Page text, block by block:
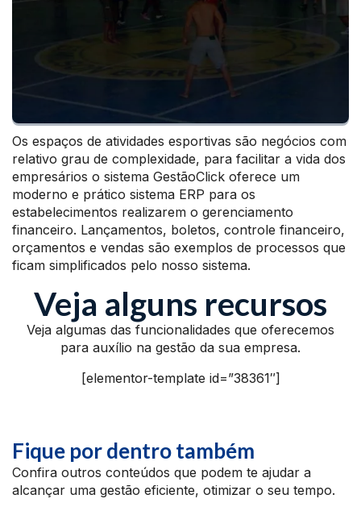
Os espaços de atividades esportivas são negócios com
relativo grau de complexidade, para facilitar a vida dos
empresários o sistema GestãoClick oferece um
moderno e prático sistema ERP para os
estabelecimentos realizarem o gerenciamento
financeiro. Lançamentos, boletos, controle financeiro,
orçamentos e vendas são exemplos de processos que
ficam simplificados pelo nosso sistema.
Veja alguns recursos
Veja algumas das funcionalidades que oferecemos
para auxílio na gestão da sua empresa.
[elementor-template id=”38361″]
Fique por dentro também
Confira outros conteúdos que podem te ajudar a
alcançar uma gestão eficiente, otimizar o seu tempo.